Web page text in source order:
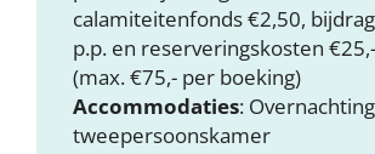
calamiteitenfonds €2,50,
p.p. en reserveringskosten
(max. €75,- per boeking)
Accommodaties:
tweepersoonskamer